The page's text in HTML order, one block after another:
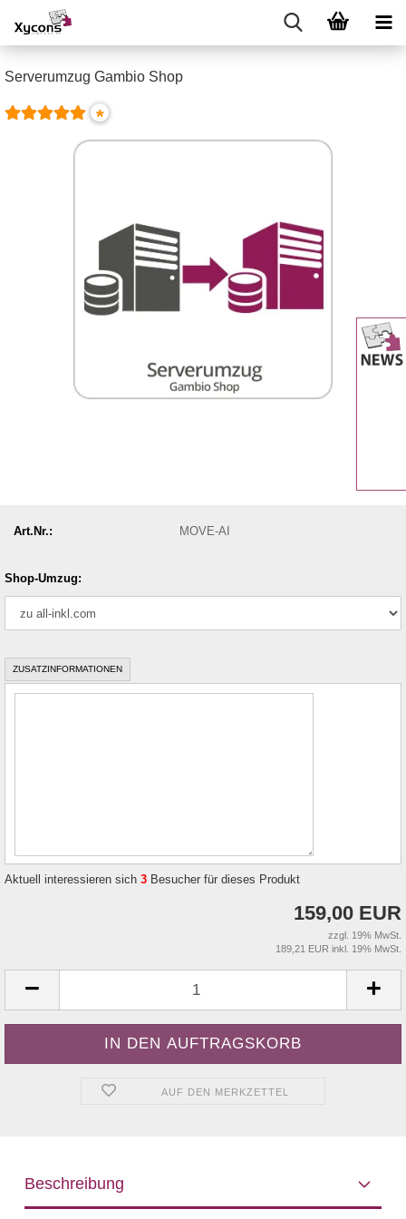
Serverumzug Gambio Shop
*
Art.Nr.: MOVE-AI
Shop-Umzug:
ZUSATZINFORMATIONEN
Aktuell interessieren sich 3 Besucher für dieses Produkt
159,00 EUR
zzgl. 19% MwSt.
189,21 EUR inkl. 19% MwSt.
AUF DEN MERKZETTEL
Beschreibung